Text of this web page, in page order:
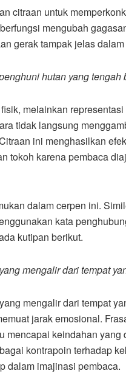
citraan untuk
mengubah
gerak tampak jelas
hutan yang tengah
melainkan
tidak langsung
ini menghasilkan
tokoh karena pembaca
dalam cerpen ini.
kata
kutipan berikut.
mengalir dari tempat
mengalir dari tempat
jarak emosional.
mencapai keindahan
kontrapoin terhadap
dalam imajinasi pembaca.